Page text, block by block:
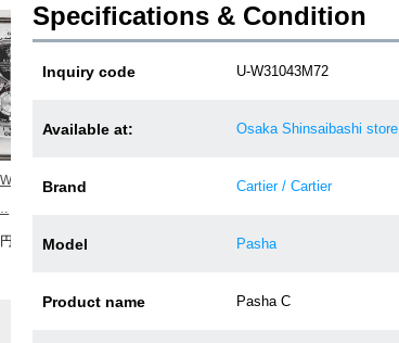
ロレック
(税込)
Specifications & Condition
Inquiry code U-W31043M72
Available at: Osaka Shinsaibashi store
Brand Cartier / Cartier
Model Pasha
Product name Pasha C